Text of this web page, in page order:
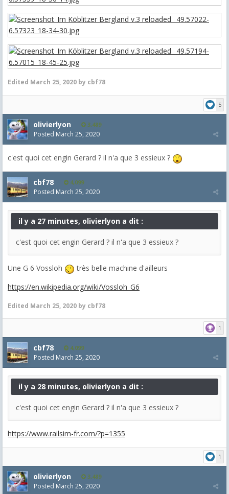
Edited March 25, 2020 by cbf78
5
olivierlyon 3,489
Posted March 25, 2020
c'est quoi cet engin Gerard ? il n'a que 3 essieux ?
cbf78 4,099
Posted March 25, 2020
il y a 27 minutes, olivierlyon a dit :
c'est quoi cet engin Gerard ? il n'a que 3 essieux ?
Une G 6 Vossloh
très belle machine d'ailleurs
https://en.wikipedia.org/wiki/Vossloh_G6
Edited March 25, 2020 by cbf78
1
cbf78 4,099
Posted March 25, 2020
il y a 28 minutes, olivierlyon a dit :
c'est quoi cet engin Gerard ? il n'a que 3 essieux ?
https://www.railsim-fr.com/?p=1355
1
olivierlyon 3,489
Posted March 25, 2020